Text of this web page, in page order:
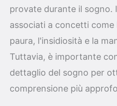
provate durante il sogno.
associati a concetti come
paura, l'insidiosità e la
Tuttavia, è importante
dettaglio del sogno per
comprensione più